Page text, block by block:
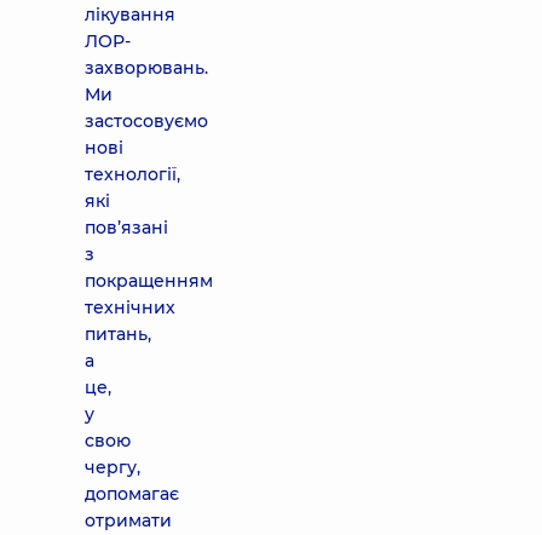
лікування
ЛОР-
захворювань.
Ми
застосовуємо
нові
технології,
які
пов’язані
з
покращенням
технічних
питань,
а
це,
у
свою
чергу,
допомагає
отримати